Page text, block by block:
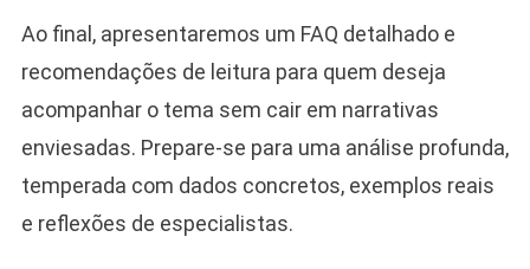
Ao final, apresentaremos um FAQ detalhado e
recomendações de leitura para quem deseja
acompanhar o tema sem cair em narrativas
enviesadas. Prepare-se para uma análise profunda,
temperada com dados concretos, exemplos reais
e reflexões de especialistas.